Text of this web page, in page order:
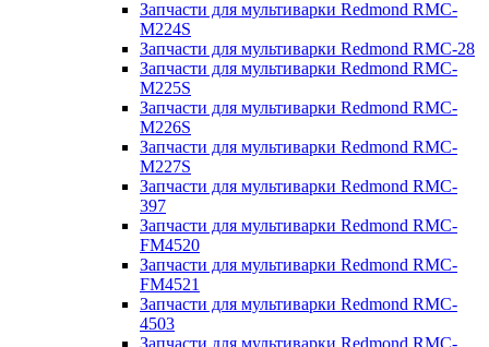
Запчасти для мультиварки Redmond RMC-
M224S
Запчасти для мультиварки Redmond RMC-28
Запчасти для мультиварки Redmond RMC-
M225S
Запчасти для мультиварки Redmond RMC-
M226S
Запчасти для мультиварки Redmond RMC-
M227S
Запчасти для мультиварки Redmond RMC-
397
Запчасти для мультиварки Redmond RMC-
FM4520
Запчасти для мультиварки Redmond RMC-
FM4521
Запчасти для мультиварки Redmond RMC-
4503
Запчасти для мультиварки Redmond RMC-